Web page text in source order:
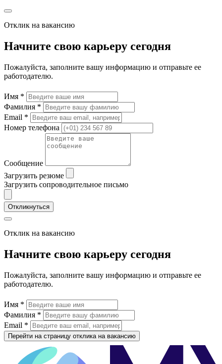
Отклик на вакансию
Начните свою карьеру сегодня
Пожалуйста, заполните вашу информацию и отправьте ее
работодателю.
Имя *
Фамилия *
Email *
Номер телефона
Сообщение
Загрузить резюме
Загрузить сопроводительное письмо
Откликнуться
Отклик на вакансию
Начните свою карьеру сегодня
Пожалуйста, заполните вашу информацию и отправьте ее
работодателю.
Имя *
Фамилия *
Email *
Перейти на страницу отклика на вакансию